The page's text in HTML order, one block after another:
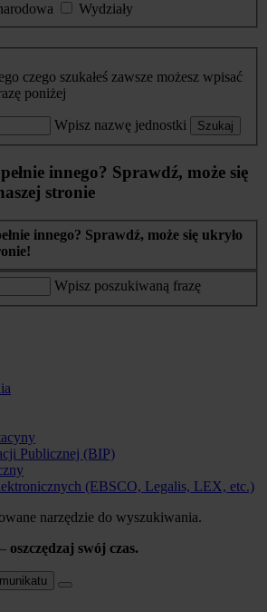
Wydziały
czego szukałeś zawsze możesz wpisać
poniżej
Wpisz nazwę jednostki Szukaj
innego? Sprawdź, może się
stronie
innego? Sprawdź, może się ukryło
Wpisz poszukiwaną frazę
Publicznej (BIP)
(EBSCO, Legalis, LEX, etc.)
narzędzie do wyszukiwania.
oszczędzaj swój czas.